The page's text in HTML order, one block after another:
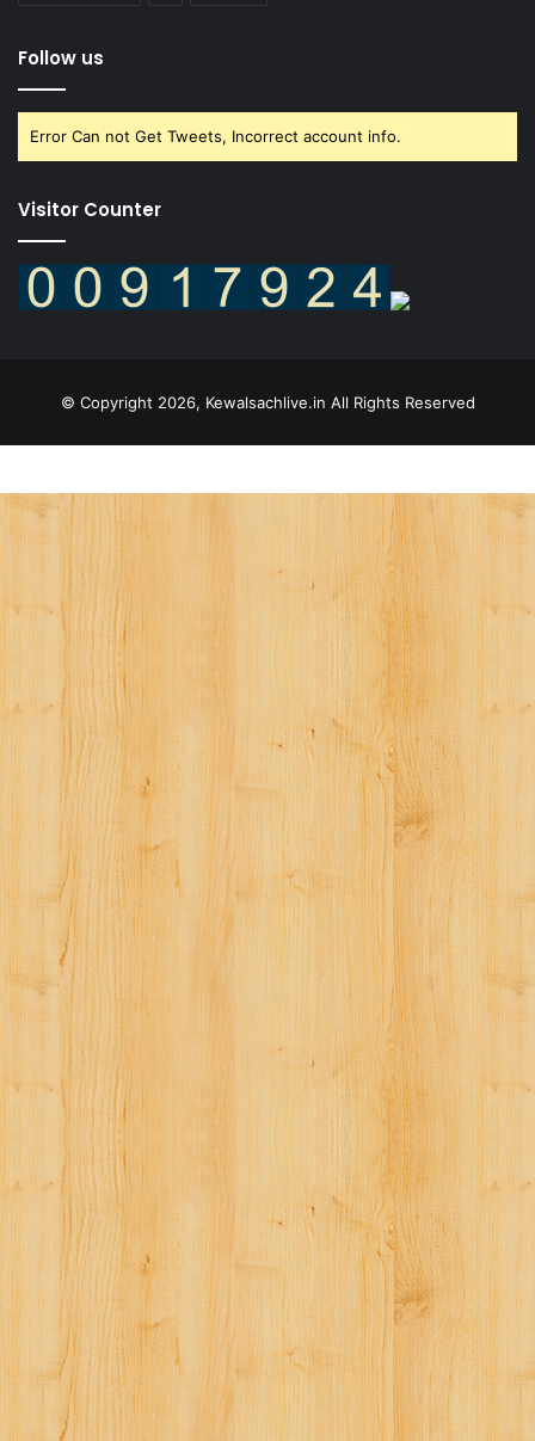
Follow us
Error Can not Get Tweets, Incorrect account info.
Visitor Counter
© Copyright 2026, Kewalsachlive.in All Rights Reserved